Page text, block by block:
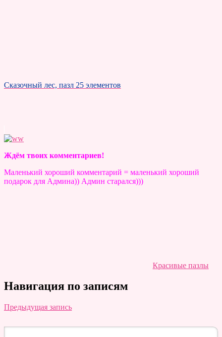
Сказочный лес, пазл 25 элементов
Ждём твоих комментариев!
Маленький хороший комментарий = маленький хороший
подарок для Админа)) Админ старался)))
Красивые пазлы
Навигация по записям
Предыдущая запись